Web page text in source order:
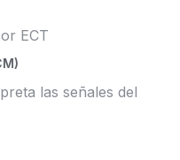
ECT
las señales del